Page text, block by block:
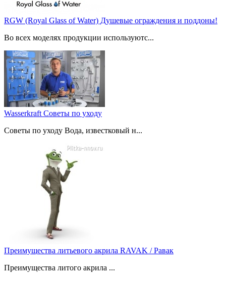
RGW (Royal Glass of Water) Душевые ограждения и поддоны!
Во всех моделях продукции используютс...
Wasserkraft Советы по уходу
Советы по уходу Вода, известковый н...
Преимущества литьевого акрила RAVAK / Равак
Преимущества литого акрила ...